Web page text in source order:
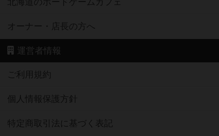
北海道のボードゲームカフェ
オーナー・店長の方へ
運営者情報
ご利用規約
個人情報保護方針
特定商取引法に基づく表記